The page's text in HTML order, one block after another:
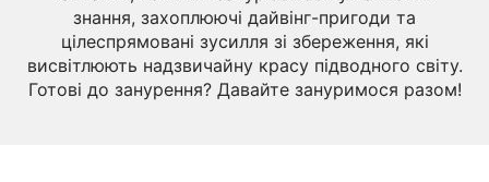
знання, захоплюючі дайвінг-пригоди та
цілеспрямовані зусилля зі збереження, які
висвітлюють надзвичайну красу підводного світу.
Готові до занурення? Давайте зануримося разом!